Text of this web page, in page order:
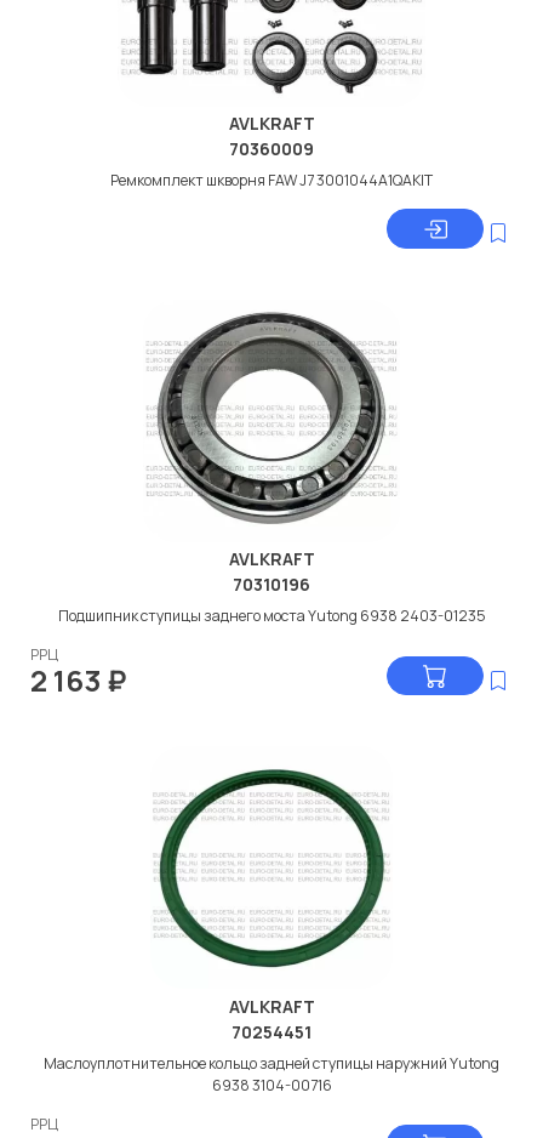
AVLKRAFT
70360009
Ремкомплект шкворня FAW J7 3001044A1QAKIT
AVLKRAFT
70310196
Подшипник ступицы заднего моста Yutong 6938 2403-01235
РРЦ
2 163 ₽
AVLKRAFT
70254451
Маслоуплотнительное кольцо задней ступицы наружний Yutong
6938 3104-00716
РРЦ